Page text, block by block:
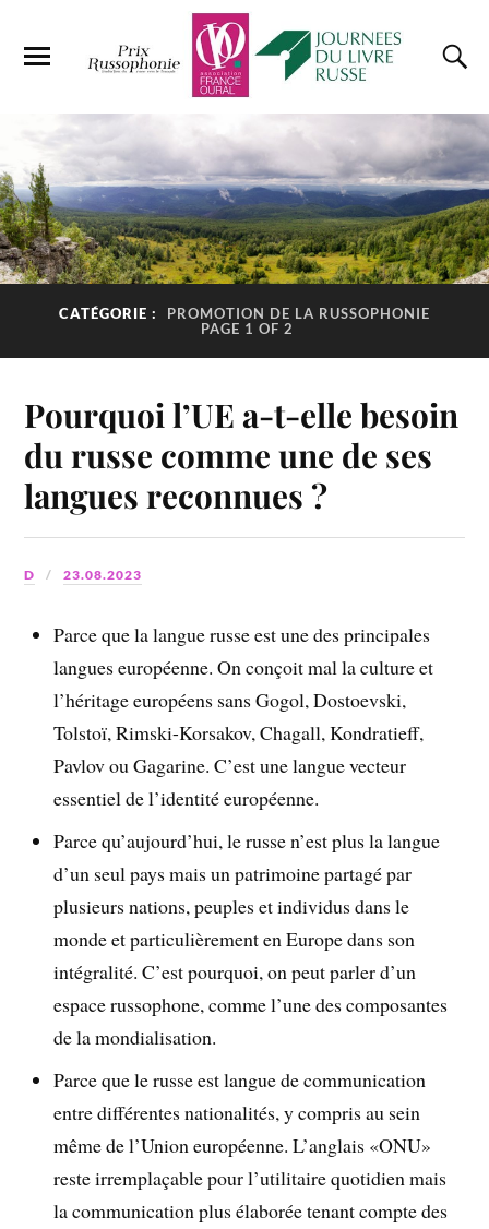
CATÉGORIE :
PROMOTION DE LA RUSSOPHONIE
PAGE 1 OF 2
Pourquoi l’UE a-t-elle besoin
du russe comme une de ses
langues reconnues ?
D 23.08.2023
Parce que la langue russe est une des principales
langues européenne. On conçoit mal la culture et
l’héritage européens sans Gogol, Dostoevski,
Tolstoï, Rimski-Korsakov, Chagall, Kondratieff,
Pavlov ou Gagarine. C’est une langue vecteur
essentiel de l’identité européenne.
Parce qu’aujourd’hui, le russe n’est plus la langue
d’un seul pays mais un patrimoine partagé par
plusieurs nations, peuples et individus dans le
monde et particulièrement en Europe dans son
intégralité. C’est pourquoi, on peut parler d’un
espace russophone, comme l’une des composantes
de la mondialisation.
Parce que le russe est langue de communication
entre différentes nationalités, y compris au sein
même de l’Union européenne. L’anglais «ONU»
reste irremplaçable pour l’utilitaire quotidien mais
la communication plus élaborée tenant compte des